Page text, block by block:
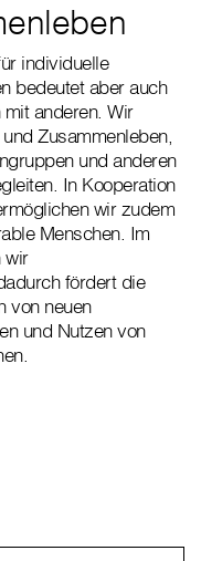
individuelle
bedeutet aber auch
anderen. Wir
Zusammenleben,
und anderen
In Kooperation
wir zudem
Menschen. Im
wir
fördert die
von neuen
und Nutzen von